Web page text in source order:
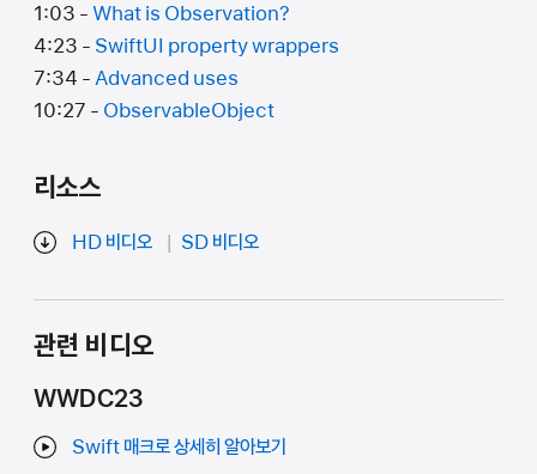
1:03 - What is Observation?
4:23 - SwiftUI property wrappers
7:34 - Advanced uses
10:27 - ObservableObject
리소스
HD 비디오 SD 비디오
관련 비디오
WWDC23
Swift 매크로 상세히 알아보기